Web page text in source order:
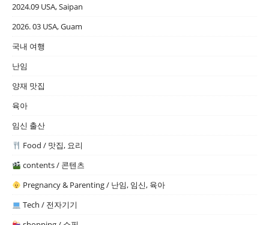
2024.09 USA, Saipan
2026. 03 USA, Guam
국내 여행
난임
양재 맛집
육아
임신 출산
Food / 맛집, 요리
contents / 콘텐츠
Pregnancy & Parenting / 난임, 임신, 육아
Tech / 전자기기